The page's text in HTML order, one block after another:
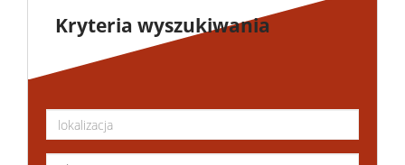
Kryteria wyszukiwania